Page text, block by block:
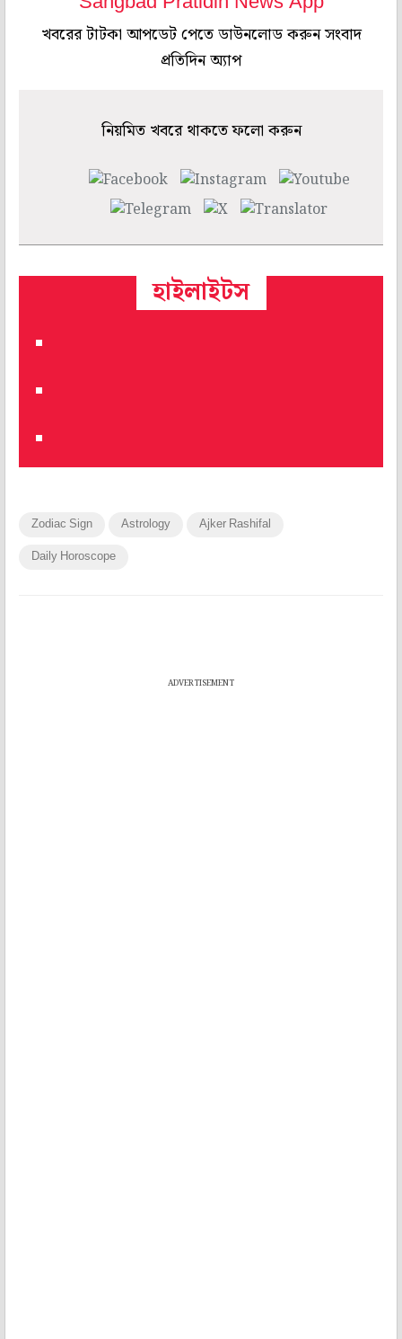
খবরের টাটকা আপডেট পেতে ডাউনলোড করুন সংবাদ
প্রতিদিন অ্যাপ
নিয়মিত খবরে থাকতে ফলো করুন
হাইলাইটস
Zodiac Sign Astrology Ajker Rashifal
Daily Horoscope
ADVERTISEMENT